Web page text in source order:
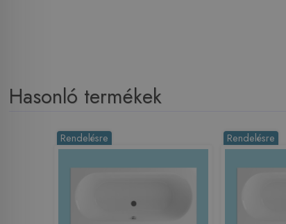
Hasonló termékek
Rendelésre Rendelésre